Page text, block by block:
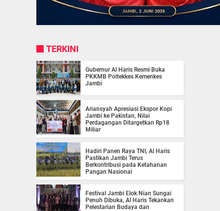
TERKINI
Gubernur Al Haris Resmi Buka
PKKMB Poltekkes Kemenkes
Jambi
Ariansyah Apresiasi Ekspor Kopi
Jambi ke Pakistan, Nilai
Perdagangan Ditargetkan Rp18
Miliar
Hadiri Panen Raya TNI, Al Haris
Pastikan Jambi Terus
Berkontribusi pada Ketahanan
Pangan Nasional
Festival Jambi Elok Nian Sungai
Penuh Dibuka, Al Haris Tekankan
Pelestarian Budaya dan